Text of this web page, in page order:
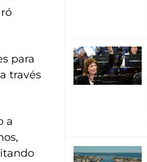
para
través
a